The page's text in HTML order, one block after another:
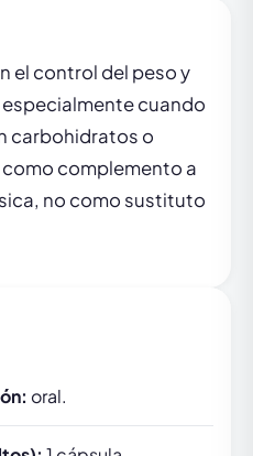
el control del peso y
cuando
carbohidratos o
complemento a
no como sustituto
oral.